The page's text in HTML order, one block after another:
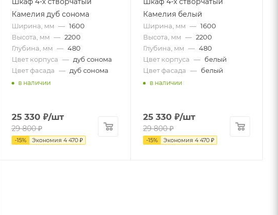
Камелия дуб сонома
Ширина, мм — 1600
Высота, мм — 2200
Глубина, мм — 480
Цвет корпуса — дуб сонома
Цвет фасада — дуб сонома
в наличии
25 330 ₽/шт
29 800₽
-15% Экономия 4 470₽
Камелия белый
Ширина, мм — 1600
Высота, мм — 2200
Глубина, мм — 480
Цвет корпуса — белый
Цвет фасада — белый
в наличии
25 330 ₽/шт
29 800₽
-15% Экономия4 470 ₽